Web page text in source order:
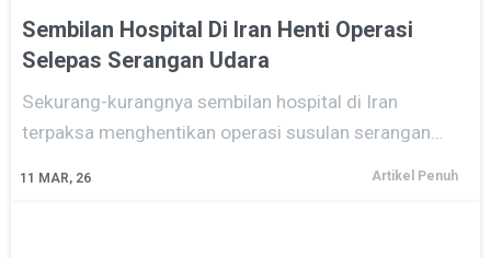
Sembilan Hospital Di Iran Henti Operasi
Selepas Serangan Udara
11 MAR, 26
Sekurang-kurangnya sembilan hospital di Iran
terpaksa menghentikan operasi susulan serangan…
Artikel Penuh